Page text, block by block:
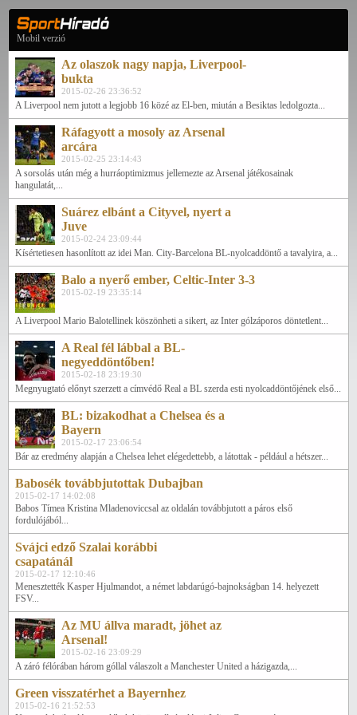
Mobil verzió
Az olaszok nagy napja, Liverpool-
bukta
2015-02-26 23:36:52
A Liverpool nem jutott a legjobb 16 közé az El-ben, miután a Besiktas ledolgozta...
Ráfagyott a mosoly az Arsenal
arcára
2015-02-25 23:14:43
A sorsolás után még a hurráoptimizmus jellemezte az Arsenal játékosainak
hangulatát,...
Suárez elbánt a Cityvel, nyert a
Juve
2015-02-24 23:09:44
Kísértetiesen hasonlított az idei Man. City-Barcelona BL-nyolcaddöntő a tavalyira, a...
Balo a nyerő ember, Celtic-Inter 3-3
2015-02-19 23:35:14
A Liverpool Mario Balotellinek köszönheti a sikert, az Inter gólzáporos döntetlent...
A Real fél lábbal a BL-
negyeddöntőben!
2015-02-18 23:19:30
Megnyugtató előnyt szerzett a címvédő Real a BL szerda esti nyolcaddöntőjének első...
BL: bizakodhat a Chelsea és a
Bayern
2015-02-17 23:06:54
Bár az eredmény alapján a Chelsea lehet elégedettebb, a látottak - például a hétszer...
Babosék továbbjutottak Dubajban
2015-02-17 14:02:08
Babos Tímea Kristina Mladenoviccsal az oldalán továbbjutott a páros első
fordulójából...
Svájci edző Szalai korábbi
csapatánál
2015-02-17 12:10:46
Menesztették Kasper Hjulmandot, a német labdarúgó-bajnokságban 14. helyezett
FSV...
Az MU állva maradt, jöhet az
Arsenal!
2015-02-16 23:09:29
A záró félórában három góllal válaszolt a Manchester United a házigazda,...
Green visszatérhet a Bayernhez
2015-02-16 21:52:53